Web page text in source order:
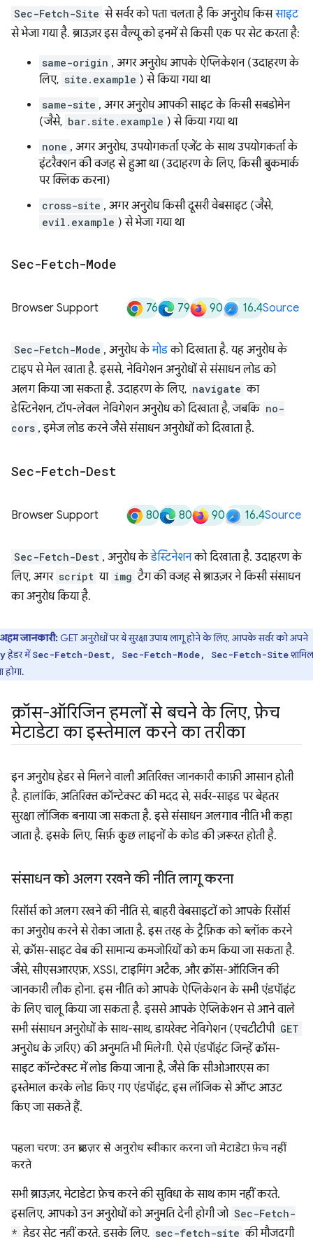
Sec-Fetch-Site से सर्वर को पता चलता है कि अनुरोध किससाइट
से भेजा गया है. ब्राउज़र इस वैल्यू को इनमें से किसी एक पर सेट करता है:
same-origin , अगर अनुरोध आपके ऐप्लिकेशन (उदाहरण के
लिए, site.example ) से किया गया था
same-site , अगर अनुरोध आपकी साइट के किसी सबडोमेन
(जैसे, bar.site.example ) से किया गया था
none , अगर अनुरोध, उपयोगकर्ता एजेंट के साथ उपयोगकर्ता के
इंटरैक्शन की वजह से हुआ था (उदाहरण के लिए, किसी बुकमार्क
पर क्लिक करना)
cross-site , अगर अनुरोध किसी दूसरी वेबसाइट (जैसे,
evil.example ) से भेजा गया था
Sec-Fetch-Mode
Browser Support 76 79 90 16.4Source
Sec-Fetch-Mode , अनुरोध केमोडको दिखाता है. यह अनुरोध के
टाइप से मेल खाता है. इससे, नेविगेशन अनुरोधों से संसाधन लोड को
अलग किया जा सकता है. उदाहरण के लिए, navigate का
डेस्टिनेशन, टॉप-लेवल नेविगेशन अनुरोध को दिखाता है, जबकि no-
cors , इमेज लोड करने जैसे संसाधन अनुरोधों को दिखाता है.
Sec-Fetch-Dest
Browser Support 80 80 90 16.4Source
Sec-Fetch-Dest , अनुरोध केडेस्टिनेशनको दिखाता है. उदाहरण के
लिए, अगर script या img टैग की वजह से ब्राउज़र ने किसी संसाधन
का अनुरोध किया है.
अहम जानकारी: GET अनुरोधों पर ये सुरक्षा उपाय लागू होने के लिए, आपके सर्वर को अपने
हेडर मेंSec-Fetch-Dest, Sec-Fetch-Mode, Sec-Fetch-Siteशामिल
होगा.
क्रॉस-ऑरिजिन हमलों से बचने के लिए,फ़ेच
मेटाडेटा का इस्तेमाल करने का तरीका
इन अनुरोध हेडर से मिलने वाली अतिरिक्त जानकारी काफ़ी आसान होती
है. हालांकि, अतिरिक्त कॉन्टेक्स्ट की मदद से, सर्वर-साइड पर बेहतर
सुरक्षा लॉजिक बनाया जा सकता है. इसे संसाधन अलगाव नीति भी कहा
जाता है. इसके लिए, सिर्फ़ कुछ लाइनों के कोड की ज़रूरत होती है.
संसाधन को अलग रखने की नीति लागू करना
रिसॉर्स को अलग रखने की नीति से, बाहरी वेबसाइटों को आपके रिसॉर्स
का अनुरोध करने से रोका जाता है. इस तरह के ट्रैफ़िक को ब्लॉक करने
से, क्रॉस-साइट वेब की सामान्य कमजोरियों को कम किया जा सकता है.
जैसे, सीएसआरएफ़, XSSI, टाइमिंग अटैक, और क्रॉस-ऑरिजिन की
जानकारी लीक होना. इस नीति को आपके ऐप्लिकेशन के सभी एंडपॉइंट
के लिए चालू किया जा सकता है. इससे आपके ऐप्लिकेशन से आने वाले
सभी संसाधन अनुरोधों के साथ-साथ, डायरेक्ट नेविगेशन (एचटीटीपी GET
अनुरोध के ज़रिए) की अनुमति भी मिलेगी. ऐसे एंडपॉइंट जिन्हें क्रॉस-
साइट कॉन्टेक्स्ट में लोड किया जाना है, जैसे कि सीओआरएस का
इस्तेमाल करके लोड किए गए एंडपॉइंट, इस लॉजिक से ऑप्ट आउट
किए जा सकते हैं.
पहला चरण: उन ब्राउज़र से अनुरोध स्वीकार करना जो मेटाडेटा फ़ेच नहीं
करते
सभी ब्राउज़र, मेटाडेटा फ़ेच करने की सुविधा के साथ काम नहीं करते.
इसलिए, आपको उन अनुरोधों को अनुमति देनी होगी जो Sec-Fetch-
* हेडर सेट नहीं करते. इसके लिए, sec-fetch-site की मौजूदगी